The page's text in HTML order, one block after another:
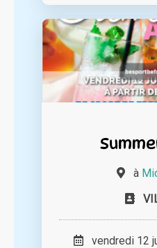
à
vendredi 12